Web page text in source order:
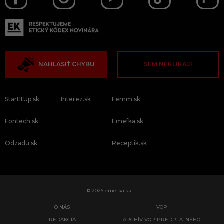
NAHLÁSIŤ CHYBU SEM NEKLIKAJ!
StartItUp.sk
Fontech.sk
Odzadu.sk
Interez.sk Femm.sk
Emefka.sk
Receptik.sk
© 2026 emefka.sk
O NÁS
REDAKCIA
VOP
ARCHÍV VOP PREDPLATNÉHO